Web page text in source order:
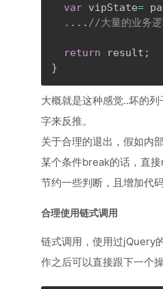
var vipState=
... . //大量的业务逻
return result ;
}
大概就是这种感觉..坏的
字来反推。
关于合理的退出，假如内
某个条件break的话，直
节约一些判断，且增加代码
合理使用链式调用
链式调用，使用过jQuery
作之后可以直接跟下一个操